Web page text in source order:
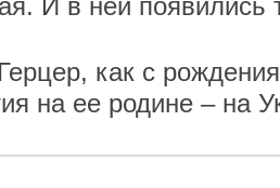
как с
на ее родине – на